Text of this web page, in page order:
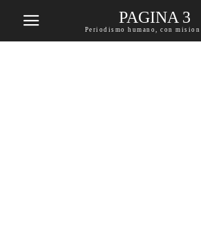
PAGINA 3
Periodismo humano, con mision